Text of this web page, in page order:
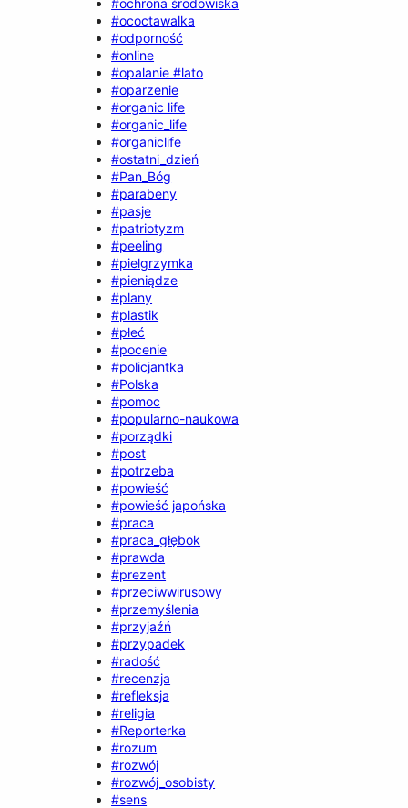
#ococtawalka
#odporność
#online
#opalanie #lato
#oparzenie
#organic life
#organic_life
#organiclife
#ostatni_dzień
#Pan_Bóg
#parabeny
#pasje
#patriotyzm
#peeling
#pielgrzymka
#pieniądze
#plany
#plastik
#płeć
#pocenie
#policjantka
#Polska
#pomoc
#popularno-naukowa
#porządki
#post
#potrzeba
#powieść
#powieść japońska
#praca
#praca_głębok
#prawda
#prezent
#przeciwwirusowy
#przemyślenia
#przyjaźń
#przypadek
#radość
#recenzja
#refleksja
#religia
#Reporterka
#rozum
#rozwój
#rozwój_osobisty
#sens